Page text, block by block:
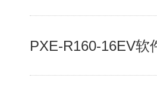
PXE-R160-16EV软